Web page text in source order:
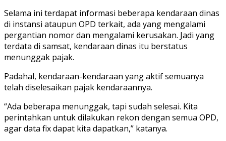
Selama ini terdapat informasi beberapa kendaraan dinas
di instansi ataupun OPD terkait, ada yang mengalami
pergantian nomor dan mengalami kerusakan. Jadi yang
terdata di samsat, kendaraan dinas itu berstatus
menunggak pajak.
Padahal, kendaraan-kendaraan yang aktif semuanya
telah diselesaikan pajak kendaraannya.
“Ada beberapa menunggak, tapi sudah selesai. Kita
perintahkan untuk dilakukan rekon dengan semua OPD,
agar data fix dapat kita dapatkan,” katanya.